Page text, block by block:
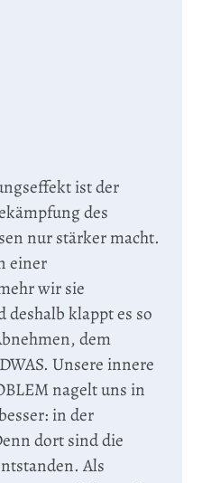
ist der
des
nur stärker macht.
einer
wir sie
klappt es so
dem
Unsere innere
nagelt uns in
in der
dort sind die
Als